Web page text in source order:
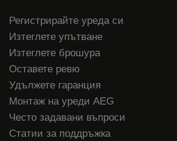
Регистрирайте уреда си
Изтеглете упътване
Изтеглете брошура
Оставете ревю
Удължете гаранция
Монтаж на уреди AEG
Често задавани въпроси
Статии за поддръжка